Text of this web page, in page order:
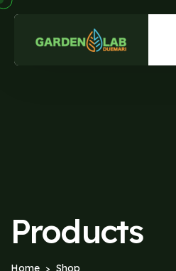
Products
Home > Shop